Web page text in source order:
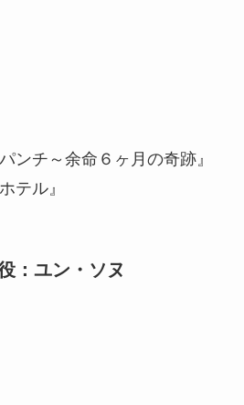
ンチ～余命６ヶ月の奇跡』
テル』
：ユン・ソヌ